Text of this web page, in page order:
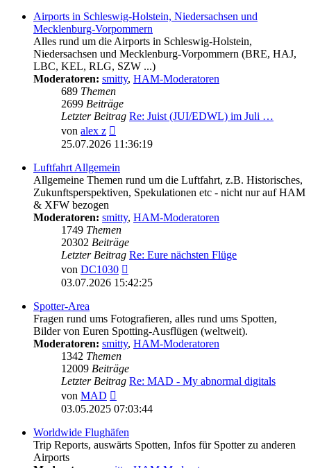
Airports in Schleswig-Holstein, Niedersachsen und
Mecklenburg-Vorpommern
Alles rund um die Airports in Schleswig-Holstein,
Niedersachsen und Mecklenburg-Vorpommern (BRE, HAJ,
LBC, KEL, RLG, SZW ...)
Moderatoren: smitty, HAM-Moderatoren
689 Themen
2699 Beiträge
Letzter Beitrag Re: Juist (JUI/EDWL) im Juli …
von alex z
Beitrag
25.07.2026 11:36:19
Luftfahrt Allgemein
Allgemeine Themen rund um die Luftfahrt, z.B. Historisches,
Zukunftsperspektiven, Spekulationen etc - nicht nur auf HAM
& XFW bezogen
Moderatoren: smitty, HAM-Moderatoren
1749 Themen
20302 Beiträge
Letzter Beitrag Re: Eure nächsten Flüge
von DC1030
Beitrag
03.07.2026 15:42:25
Spotter-Area
Fragen rund ums Fotografieren, alles rund ums Spotten,
Bilder von Euren Spotting-Ausflügen (weltweit).
Moderatoren: smitty, HAM-Moderatoren
1342 Themen
12009 Beiträge
Letzter Beitrag Re: MAD - My abnormal digitals
von MAD
Beitrag
03.05.2025 07:03:44
Worldwide Flughäfen
Trip Reports, auswärts Spotten, Infos für Spotter zu anderen
Airports